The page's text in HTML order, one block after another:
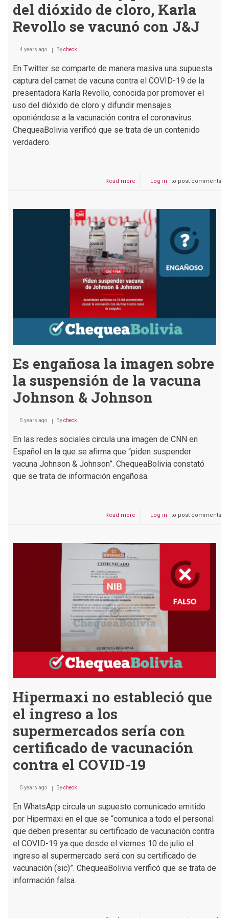
del dióxido de cloro, Karla
Revollo se vacunó con J&J
4 years ago Bycheck
En Twitter se comparte de manera masiva una supuesta
captura del carnet de vacuna contra el COVID-19 de la
presentadora Karla Revollo, conocida por promover el
uso del dióxido de cloro y difundir mensajes
oponiéndose a la vacunación contra el coronavirus.
ChequeaBolivia verificó que se trata de un contenido
verdadero.
Read more
La
promotora
del
dióxido
de
cloro,
Karla
Revollo
se
vacunó
J&J
Log in to post comments
Es engañosa la imagen sobre
la suspensión de la vacuna
Johnson & Johnson
5 years ago Bycheck
En las redes sociales circula una imagen de CNN en
Español en la que se afirma que “piden suspender
vacuna Johnson & Johnson”. ChequeaBolivia constató
que se trata de información engañosa.
Read more
Es
sobre
de
la
Johnson
&
Johnson
Log in to post comments
Hipermaxi no estableció que
el ingreso a los
supermercados sería con
certificado de vacunación
contra el COVID-19
5 years ago Bycheck
En WhatsApp circula un supuesto comunicado emitido
por Hipermaxi en el que se “comunica a todo el personal
que deben presentar su certificado de vacunación contra
el COVID-19 ya que desde el viernes 10 de julio el
ingreso al supermercado será con su certificado de
vacunación (sic)”. ChequeaBolivia verificó que se trata de
información falsa.